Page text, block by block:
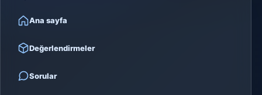
Ana sayfa
Değerlendirmeler
Sorular